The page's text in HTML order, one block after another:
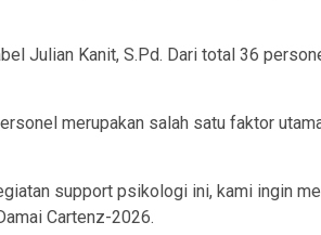
Julian Kanit, S.Pd. Dari total 36
merupakan salah satu faktor
support psikologi ini, kami ingin
Cartenz-2026.